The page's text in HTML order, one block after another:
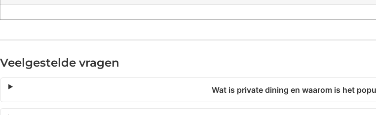
Veelgestelde vragen
Wat is private dining en waarom is het